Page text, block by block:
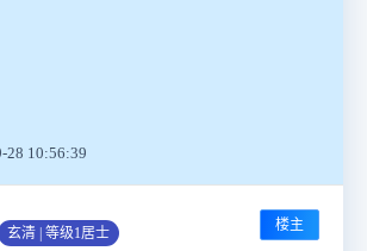
28 10:56:39
玄清 | 等级1居士 楼主